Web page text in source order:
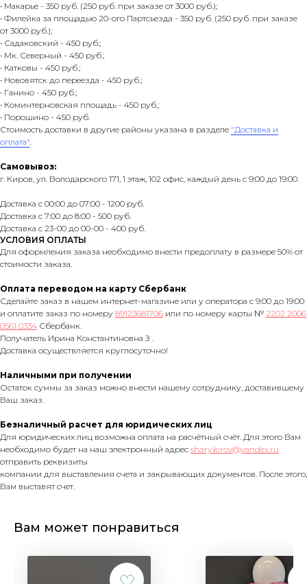
• Макарье - 350 руб. (250 руб. при заказе от 3000 руб.);
• Филейка за площадью 20-ого Партсьезда - 350 руб. (250 руб. при заказе
от 3000 руб.);
• Садаковский - 450 руб.;
• Мк. Северный - 450 руб.;
• Катковы - 450 руб.;
• Нововятск до переезда - 450 руб.;
• Ганино - 450 руб.;
• Коминтерновская площадь - 450 руб.;
• Порошино - 450 руб.
Стоимость доставки в другие районы указана в разделе "Доставка и
оплата".
Самовывоз:
г. Киров, ул. Володарского 171, 1 этаж, 102 офис, каждый день с 9:00 до 19:00.
Доставка с 00:00 до 07:00 - 1200 руб.
Доставка с 7:00 до 8:00 - 500 руб.
Доставка с 23-00 до 00-00 - 400 руб.
УСЛОВИЯ ОПЛАТЫ
Для оформления заказа необходимо внести предоплату в размере 50% от
стоимости заказа.
Оплата переводом на карту Сбербанк
Сделайте заказ в нашем интернет-магазине или у оператора с 9:00 до 19:00
и оплатите заказ по номеру 89123681706 или по номеру карты № 2202 2006
0561 0334 Сбербанк.
Получатель Ирина Константиновна З .
Доставка осуществляется круглосуточно!
Наличными при получении
Остаток суммы за заказ можно внести нашему сотруднику, доставившему
Ваш заказ.
Безналичный расчет для юридических лиц
Для юридических лиц возможна оплата на расчётный счёт. Для этого Вам
необходимо будет на наш электронный адрес shary.kirov@yandex.ru
отправить реквизиты
компании для выставления счета и закрывающих документов. После этого,
Вам выставят счет.
Вам может понравиться